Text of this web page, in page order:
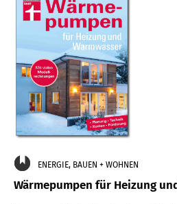
ENERGIE, BAUEN + WOHNEN
Wärmepumpen für Heizung